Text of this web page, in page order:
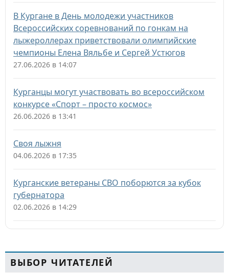
В Кургане в День молодежи участников
Всероссийских соревнований по гонкам на
лыжероллерах приветствовали олимпийские
чемпионы Елена Вяльбе и Сергей Устюгов
27.06.2026 в 14:07
Курганцы могут участвовать во всероссийском
конкурсе «Спорт – просто космос»
26.06.2026 в 13:41
Своя лыжня
04.06.2026 в 17:35
Курганские ветераны СВО поборются за кубок
губернатора
02.06.2026 в 14:29
ВЫБОР ЧИТАТЕЛЕЙ